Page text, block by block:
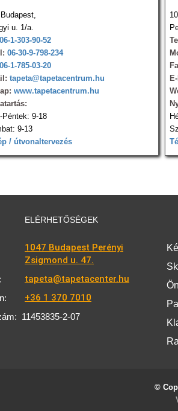
u. 1/a.
06-1-303-90-52
06-30-9-798-234
06-1-785-03-20
tapeta@tapetacentrum.hu
www.tapetacentrum.hu
Péntek: 9-18
9-13
/ útvonaltervezés
ELÉRHETŐSÉGEK
1047 Budapest Perényi
Zsigmond u. 47.
tapeta@tapetacenter.hu
+36 1 370 7010
11453835-2-07
©